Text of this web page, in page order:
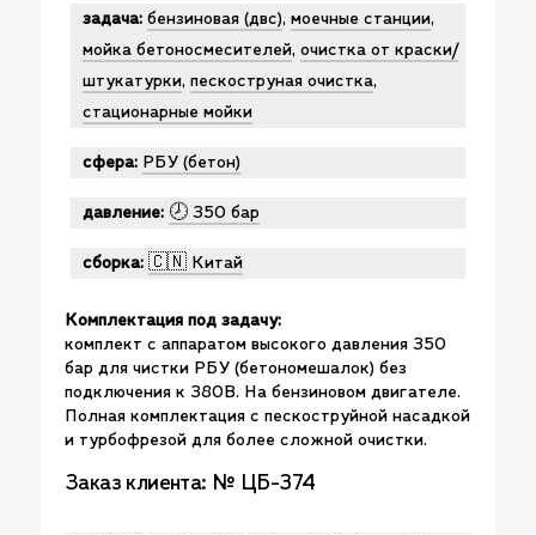
задача: бензиновая (двс), моечные станции,
мойка бетоносмесителей, очистка от краски/
штукатурки, пескоструная очистка,
стационарные мойки
сфера: РБУ (бетон)
давление: 🕗 350 бар
сборка: 🇨🇳 Китай
Комплектация под задачу:
комплект с аппаратом высокого давления 350
бар для чистки РБУ (бетономешалок) без
подключения к 380В. На бензиновом двигателе.
Полная комплектация с пескоструйной насадкой
и турбофрезой для более сложной очистки.
Заказ клиента: № ЦБ-374